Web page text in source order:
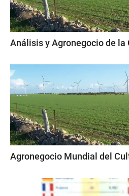
Análisis y Agronegocio de la
Agronegocio Mundial del